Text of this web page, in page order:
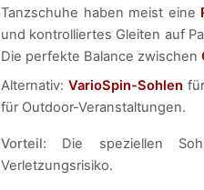
Tanzschuhe haben meist eine
und kontrolliertes Gleiten auf
Die perfekte Balance zwischen
Alternativ:VarioSpin-Sohlen
für Outdoor-Veranstaltungen.
Vorteil: Die speziellen
Verletzungsrisiko.